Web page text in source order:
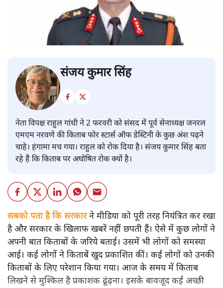
संजय कुमार सिंह
नेता विपक्ष राहुल गांधी ने 2 फरवरी को संसद में पूर्व सेनाध्यक्ष जनरल
एमएम नरवणे की किताब फोर स्टार्स ऑफ डेस्टिनी के कुछ अंश पढ़ने
चाहे। हंगामा मच गया। राहुल को रोक दिया है। संजय कुमार सिंह बता
रहे हैं कि किताब पर अघोषित रोक क्यों है।
सबको पता है कि सरकारने मीडिया को पूरी तरह नियंत्रित कर रखा
है और सरकार के खिलाफ खबरें नहीं छपती हैं। ऐसे में कुछ लोगों ने
अपनी बात किताबों के जरिये बताई। उसमें भी लोगों को समस्या
आई। कई लोगों ने किताबें खुद प्रकाशित कीं। कई लोगों को उनकी
किताबों के लिए परेशान किया गया। आज के समय में किताब
लिखने से मुश्किल है प्रकाशक ढूंढ़ना। इसके बावजूद कई अच्छी